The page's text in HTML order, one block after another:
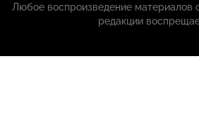
Любое воспроизведение материалов
редакции